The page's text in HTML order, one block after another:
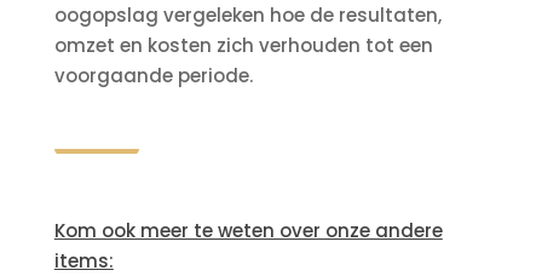
oogopslag vergeleken hoe de resultaten,
omzet en kosten zich verhouden tot een
voorgaande periode.
Kom ook meer te weten over onze andere
items: